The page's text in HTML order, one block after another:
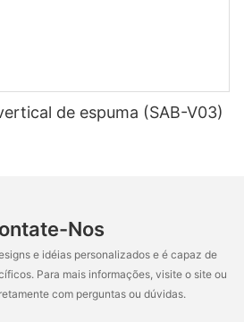
de espuma (SAB-V03)
Nos
e idéias personalizados e é capaz de
Para mais informações, visite o site ou
com perguntas ou dúvidas.